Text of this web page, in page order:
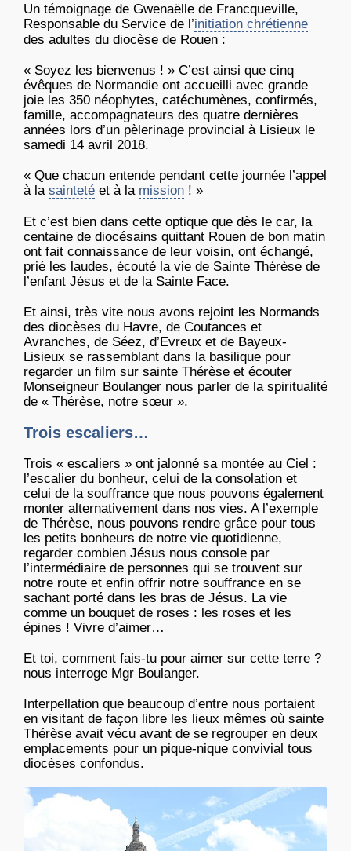
Un témoignage de Gwenaëlle de Francqueville,
Responsable du Service de l’initiation chrétienne
des adultes du diocèse de Rouen :
« Soyez les bienvenus ! » C’est ainsi que cinq
évêques de Normandie ont accueilli avec grande
joie les 350 néophytes, catéchumènes, confirmés,
famille, accompagnateurs des quatre dernières
années lors d’un pèlerinage provincial à Lisieux le
samedi 14 avril 2018.
« Que chacun entende pendant cette journée l’appel
à la sainteté et à la mission ! »
Et c’est bien dans cette optique que dès le car, la
centaine de diocésains quittant Rouen de bon matin
ont fait connaissance de leur voisin, ont échangé,
prié les laudes, écouté la vie de Sainte Thérèse de
l’enfant Jésus et de la Sainte Face.
Et ainsi, très vite nous avons rejoint les Normands
des diocèses du Havre, de Coutances et
Avranches, de Séez, d’Evreux et de Bayeux-
Lisieux se rassemblant dans la basilique pour
regarder un film sur sainte Thérèse et écouter
Monseigneur Boulanger nous parler de la spiritualité
de « Thérèse, notre sœur ».
Trois escaliers…
Trois « escaliers » ont jalonné sa montée au Ciel :
l’escalier du bonheur, celui de la consolation et
celui de la souffrance que nous pouvons également
monter alternativement dans nos vies. A l’exemple
de Thérèse, nous pouvons rendre grâce pour tous
les petits bonheurs de notre vie quotidienne,
regarder combien Jésus nous console par
l’intermédiaire de personnes qui se trouvent sur
notre route et enfin offrir notre souffrance en se
sachant porté dans les bras de Jésus. La vie
comme un bouquet de roses : les roses et les
épines ! Vivre d’aimer…
Et toi, comment fais-tu pour aimer sur cette terre ?
nous interroge Mgr Boulanger.
Interpellation que beaucoup d’entre nous portaient
en visitant de façon libre les lieux mêmes où sainte
Thérèse avait vécu avant de se regrouper en deux
emplacements pour un pique-nique convivial tous
diocèses confondus.